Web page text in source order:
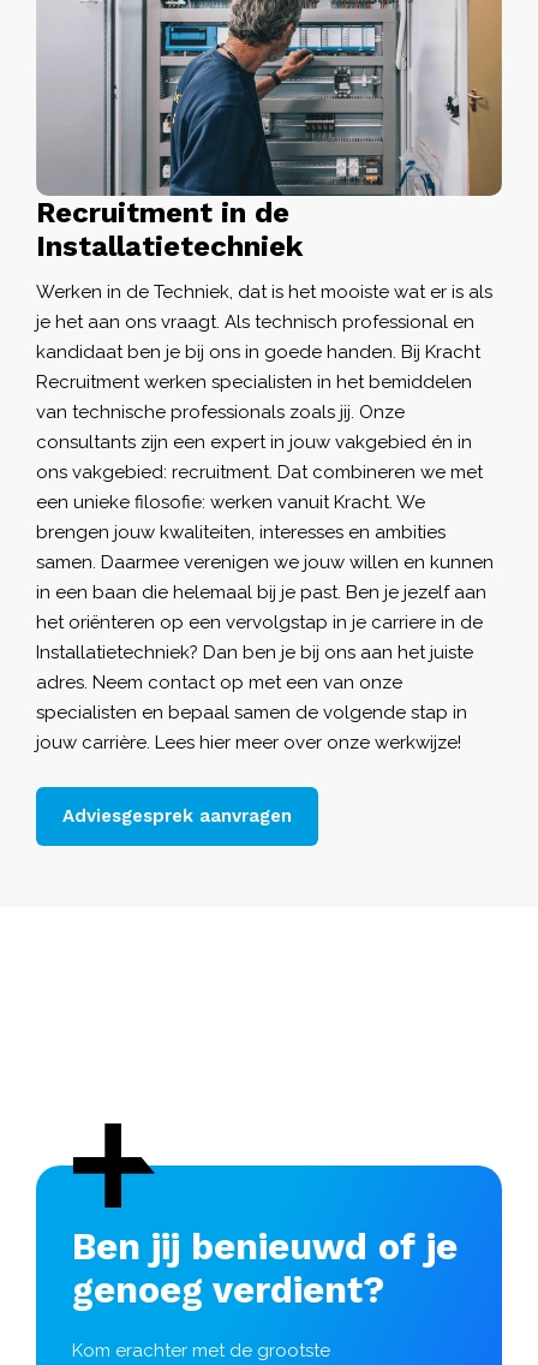
Recruitment in de
Installatietechniek
Werken in de Techniek, dat is het mooiste wat er is als
je het aan ons vraagt. Als technisch professional en
kandidaat ben je bij ons in goede handen. Bij Kracht
Recruitment werken specialisten in het bemiddelen
van technische professionals zoals jij. Onze
consultants zijn een expert in jouw vakgebied én in
ons vakgebied: recruitment. Dat combineren we met
een unieke filosofie: werken vanuit Kracht. We
brengen jouw kwaliteiten, interesses en ambities
samen. Daarmee verenigen we jouw willen en kunnen
in een baan die helemaal bij je past. Ben je jezelf aan
het oriënteren op een vervolgstap in je carriere in de
Installatietechniek? Dan ben je bij ons aan het juiste
adres. Neem contact op met een van onze
specialisten en bepaal samen de volgende stap in
jouw carrière. Lees hier meer over onze werkwijze!
Adviesgesprek aanvragen
Ben jij benieuwd of je
genoeg verdient?
Kom erachter met de grootste